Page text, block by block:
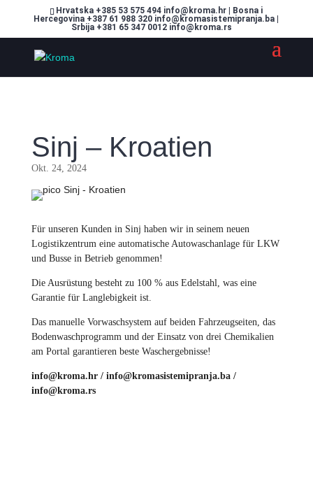
Hrvatska +385 53 575 494 info@kroma.hr | Bosna i
Hercegovina +387 61 988 320 info@kromasistemipranja.ba |
Srbija +381 65 347 0012 info@kroma.rs
Sinj – Kroatien
Okt. 24, 2024
Für unseren Kunden in Sinj haben wir in seinem neuen
Logistikzentrum eine automatische Autowaschanlage für LKW
und Busse in Betrieb genommen!
Die Ausrüstung besteht zu 100 % aus Edelstahl, was eine
Garantie für Langlebigkeit ist.
Das manuelle Vorwaschsystem auf beiden Fahrzeugseiten, das
Bodenwaschprogramm und der Einsatz von drei Chemikalien
am Portal garantieren beste Waschergebnisse!
info@kroma.hr / info@kromasistemipranja.ba /
info@kroma.rs